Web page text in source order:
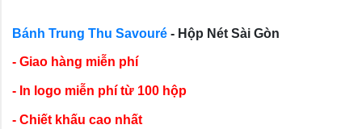
Bánh Trung Thu Savouré - Hộp Nét Sài Gòn
- Giao hàng miễn phí
- In logo miễn phí từ 100 hộp
- Chiết khấu cao nhất